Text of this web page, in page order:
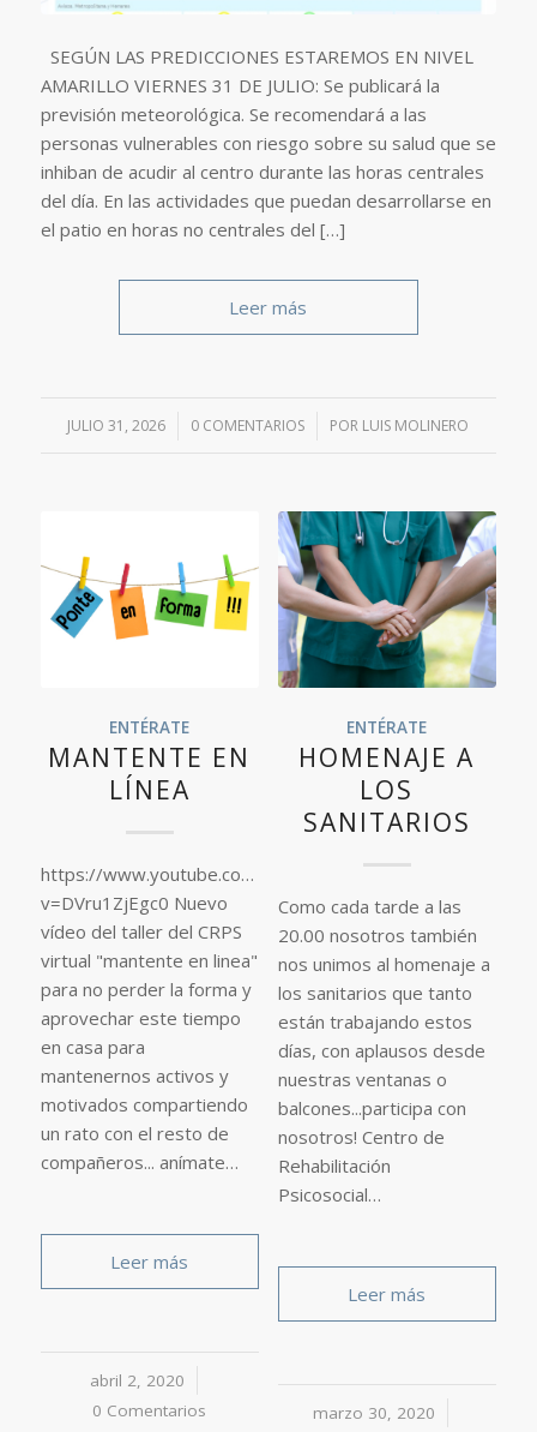
SEGÚN LAS PREDICCIONES ESTAREMOS EN NIVEL
AMARILLO VIERNES 31 DE JULIO: Se publicará la
previsión meteorológica. Se recomendará a las
personas vulnerables con riesgo sobre su salud que se
inhiban de acudir al centro durante las horas centrales
del día. En las actividades que puedan desarrollarse en
el patio en horas no centrales del […]
Leer más
JULIO 31, 2026
/ 0 COMENTARIOS
/ POR LUIS MOLINERO
ENTÉRATE
MANTENTE EN
LÍNEA
https://www.youtube.com/watch?
v=DVru1ZjEgc0 Nuevo
vídeo del taller del CRPS
virtual "mantente en linea"
para no perder la forma y
aprovechar este tiempo
en casa para
mantenernos activos y
motivados compartiendo
un rato con el resto de
compañeros... anímate…
Leer más
abril 2, 2020
/
0 Comentarios
ENTÉRATE
HOMENAJE A
LOS
SANITARIOS
Como cada tarde a las
20.00 nosotros también
nos unimos al homenaje a
los sanitarios que tanto
están trabajando estos
días, con aplausos desde
nuestras ventanas o
balcones...participa con
nosotros! Centro de
Rehabilitación
Psicosocial…
Leer más
marzo 30, 2020
/